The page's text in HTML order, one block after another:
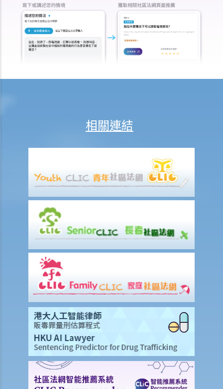
3. 如果死者的個人財物並不是放在銀行保險箱內，如何去收集這些財物
及擬備清單？
3. 授予遺囑認證
1. 資格
2. 當正本遺囑丟失，只有遺囑副本時，可以申領授予遺囑認證書嗎？
3. 如果一個人（不是遺囑執行人）持有遺囑並拒絕將其交給遺囑執行
人，遺囑執行人可以做什麼？
4. 遺產管理書 (在無遺囑而去世的情況下)
1. 如果有人根據優先次序中有權獲得遺產管理書，但他失蹤了或拒絕申
請遺產管理書。另一個人可以申請嗎？他需要做什麼？
2. 我父親的表親去世前沒有訂立遺囑。他未婚，沒有子女。他的兄弟姐
妹因年事已高不想申請遺產管理書。我父親或我可以申請遺產管理書
1. 如果立遺囑人在生前公開表示已經訂立遺囑，但在其死後未能找到遺
囑，是否可以申請遺產管理書？
5. 遺產管理書（附有遺囑）
相關連結